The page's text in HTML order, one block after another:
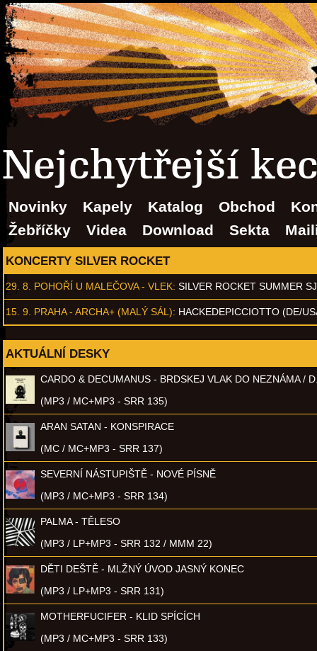
Nejchytřejší
Novinky Kapely Katalog Obchod
Žebříčky
Videa Download Sekta
KONCERTY SILVER ROCKET
29. 8. POHOŘÍ U MALEČOVA - VLEK: SILVER ROCKET SUMMER
15. 9. PRAHA - ARCHA+ (MALÝ SÁL): HACKEDEPICCIOTTO (DE/
AKTUÁLNÍ DESKY
CARDO & DECUMANUS - BRDSKEJ VLAK DO NEZNÁMA /
(MP3 / MC+MP3 - SRR 135)
ARAN SATAN - KONSPIRACE
(MC / MC+MP3 - SRR 137)
SEVERNÍ NÁSTUPIŠTĚ - NOVÉ PÍSNĚ
(MP3 / MC+MP3 - SRR 134)
PALMA - TĚLESO
(MP3 / LP+MP3 - SRR 132 / MMM 22)
DĚTI DEŠTĚ - MLŽNÝ ÚVOD JASNÝ KONEC
(MP3 / LP+MP3 - SRR 131)
MOTHERFUCIFER - KLID SPÍCÍCH
(MP3 / MC+MP3 - SRR 133)